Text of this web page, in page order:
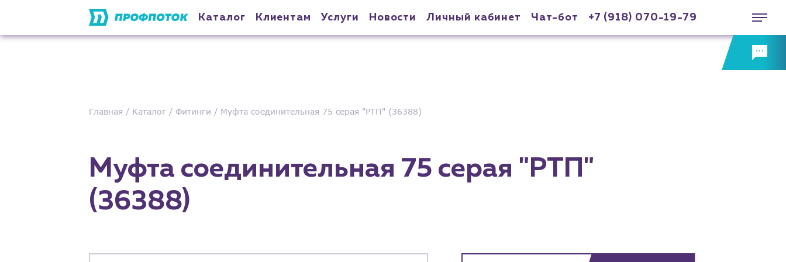
Каталог Клиентам Услуги Новости Личный кабинет Чат-бот +7 (918) 070-19-79
Главная Каталог Фитинги Муфта соединительная 75 серая "РТП" (36388)
Муфта соединительная 75 серая "РТП"
(36388)